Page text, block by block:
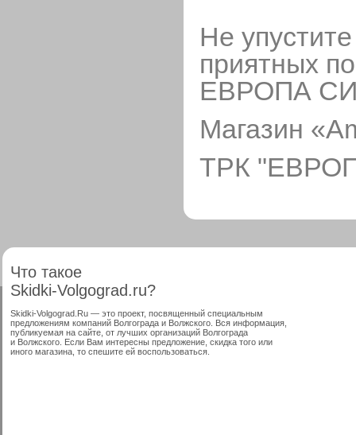
Не
приятных
ЕВРОПА
Магазин «
ТРК
Что такое
Skidki-Volgograd.ru?
Skidki-Volgograd.Ru — это проект, посвященный специальным
предложениям компаний Волгограда и Волжского. Вся информация,
публикуемая на сайте, от лучших организаций Волгограда
и Волжского. Если Вам интересны предложение, скидка того или
иного магазина, то спешите ей воспользоваться.